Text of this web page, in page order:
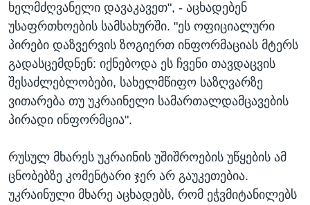
ხელმძღვანელი დავაკავეთ", - აცხადებენ
უსაფრთხოების სამსახურში. "ეს ოფიციალური
პირები დაზვერვის ზოგიერთ ინფორმაციას მტერს
გადასცემდნენ: იქნებოდა ეს ჩვენი თავდაცვის
შესაძლებლობები, სახელმწიფო საზღვარზე
ვითარება თუ უკრაინელი სამართალდამცავების
პირადი ინფორმცია".
რუსულ მხარეს უკრაინის უშიშროების უწყების ამ
ცნობებზე კომენტარი ჯერ არ გაუკეთებია.
უკრაინული მხარე აცხადებს, რომ ეჭვმიტანილებს